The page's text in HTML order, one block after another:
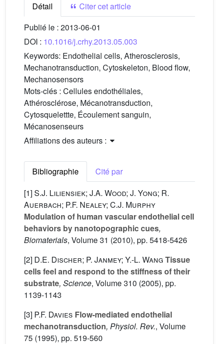
Détail
Citer cet article
Publié le : 2013-06-01
DOI : 10.1016/j.crhy.2013.05.003
Keywords: Endothelial cells, Atherosclerosis,
Mechanotransduction, Cytoskeleton, Blood flow,
Mechanosensors
Mots-clés : Cellules endothéliales,
Athérosclérose, Mécanotransduction,
Cytosquelettte, Écoulement sanguin,
Mécanosenseurs
Affiliations des auteurs :
Bibliographie
Cité par
[1]S.J. Liliensiek; J.A. Wood; J. Yong; R.
Auerbach; P.F. Nealey; C.J. Murphy
Modulation of human vascular endothelial cell
behaviors by nanotopographic cues,
Biomaterials, Volume 31 (2010), pp. 5418-5426
[2] D.E. Discher; P. Janmey; Y.-L. Wang Tissue
cells feel and respond to the stiffness of their
substrate, Science, Volume 310 (2005), pp.
1139-1143
[3] P.F. Davies Flow-mediated endothelial
mechanotransduction, Physiol. Rev., Volume
75 (1995), pp. 519-560